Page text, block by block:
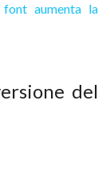
font aumenta la
del